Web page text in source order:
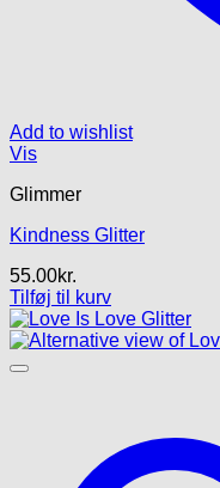
Add to wishlist
Vis
Glimmer
Kindness Glitter
55.00kr.
Tilføj til kurv